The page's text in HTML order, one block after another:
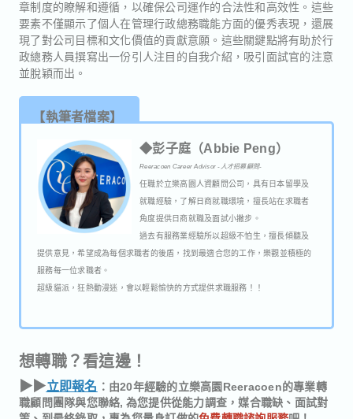
章制度的瞭解和遵循，以確保公司運作的合法性和高效性。這些
要素不僅顯示了個人在管理行政總務職能方面的優秀表現，還展
現了對公司目標和文化價值的貢獻意願。這些關鍵點將有助於行
政總務人員撰寫出一份引人注目的自我介紹，吸引面試官的注意
並脫穎而出。
【執筆者檔案】
◆彭子庭（Abbie Peng）
Reeracoen Career Advisor -人才招募顧問-
任職於立樂高園人資顧問公司，具有日本留學及
就職經驗，了解日商就職環境，擅長站在求職者
角度提供日商就職及面試小撇步。
過去有服務業經驗所以超級不怕生，擅長傾聽及
提供意見，希望成為每個求職者的後盾，找到最適合您的工作，樂觀並積極的
服務每一位求職者。
超級貓派，狂熱動漫迷，會以輕鬆愉快的方式提供求職服務！！
想轉職？看這邊！
▶︎▶︎立即報名 ：由20年經驗的立樂高園Reeracoen的專業轉
職顧問團隊與您聯絡, 為您提供從能力調查，媒合職缺、面試對